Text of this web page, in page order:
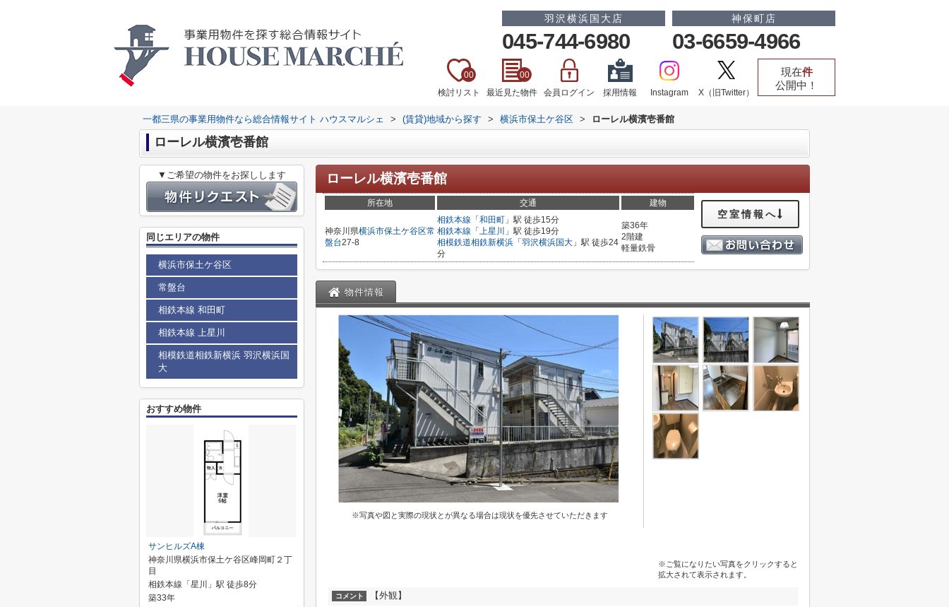
羽沢横浜国大店
045-744-6980
神保町店
03-6659-4966
検討リスト
00
最近見た物件
00
会員ログイン
採用情報 Instagram X（旧Twitter）
現在件
公開中！
一都三県の事業用物件なら総合情報サイト ハウスマルシェ > (賃貸)地域から探す > 横浜市保土ケ谷区 > ローレル横濱壱番館
ローレル横濱壱番館
ローレル横濱壱番館
所在地 交通 建物
神奈川県横浜市保土ケ谷区常
盤台27-8
相鉄本線 「 和田町 」駅 徒歩15分
相鉄本線 「 上星川
」駅 徒歩19分
相模鉄道相鉄新横浜 「 羽沢横浜国大 」駅 徒歩24
分
築36年
2階建
軽量鉄骨
空室情報へ
物件情報
※写真や図と実際の現状とが異なる場合は現状を優先させていただきます
※ご覧になりたい写真をクリックすると
拡大されて表示されます。
コメント 【外観】
▼ご希望の物件をお探しします
同じエリアの物件
横浜市保土ケ谷区
常盤台
相鉄本線 和田町
相鉄本線 上星川
相模鉄道相鉄新横浜 羽沢横浜国
大
おすすめ物件
サンヒルズA棟
神奈川県横浜市保土ケ谷区峰岡町２丁
目
相鉄本線「星川」駅 徒歩8分
築33年